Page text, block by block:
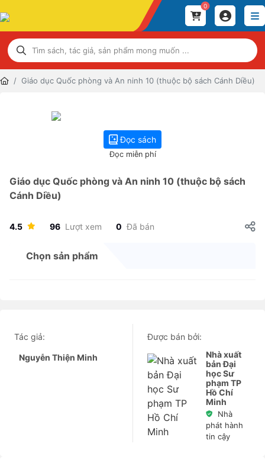
0
Giáo dục Quốc phòng và An ninh 10 (thuộc bộ sách Cánh Diều)
Đọc sách
Đọc miễn phí
Giáo dục Quốc phòng và An ninh 10 (thuộc bộ sách
Cánh Diều)
4.5 96 Lượt xem 0 Đã bán
Chọn sản phẩm
Tác giả:
Nguyễn Thiện Minh
Được bán bởi:
Nhà xuất
bản Đại
học Sư
phạm TP
Hồ Chí
Minh
Nhà
phát hành
tin cậy